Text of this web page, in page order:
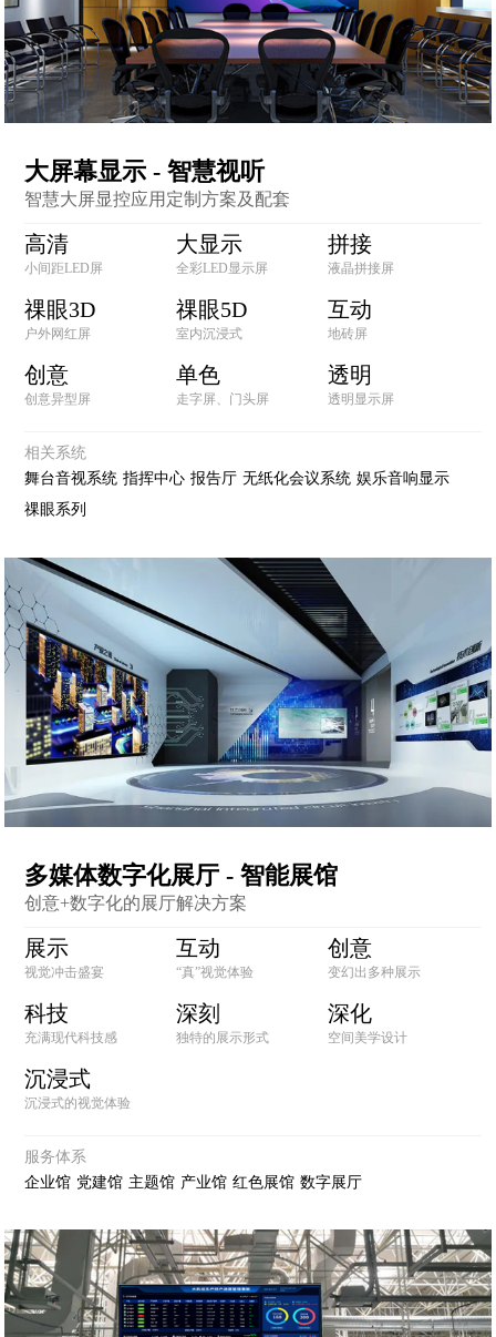
大屏幕显示 - 智慧视听
智慧大屏显控应用定制方案及配套
高清
小间距LED屏
大显示
全彩LED显示屏
拼接
液晶拼接屏
祼眼3D
户外网红屏
祼眼5D
室内沉浸式
互动
地砖屏
创意
创意异型屏
单色
走字屏、门头屏
透明
透明显示屏
相关系统
舞台音视系统 指挥中心 报告厅 无纸化会议系统 娱乐音响显示
祼眼系列
多媒体数字化展厅 - 智能展馆
创意+数字化的展厅解决方案
展示
视觉冲击盛宴
互动
“真”视觉体验
创意
变幻出多种展示
科技
充满现代科技感
深刻
独特的展示形式
深化
空间美学设计
沉浸式
沉浸式的视觉体验
服务体系
企业馆 党建馆 主题馆 产业馆 红色展馆 数字展厅